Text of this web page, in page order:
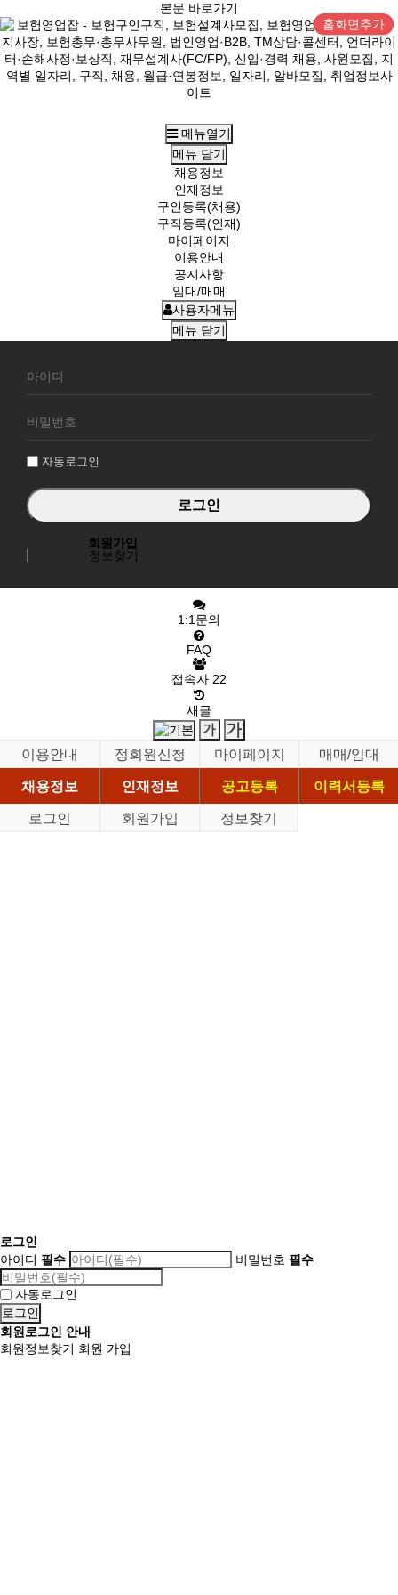
본문 바로가기
홈화면추가
메뉴열기
메뉴 닫기
채용정보
인재정보
구인등록(채용)
구직등록(인재)
마이페이지
이용안내
공지사항
임대/매매
사용자메뉴
메뉴 닫기
원
그
자동로그인
회원가입
정보찾기
1:1문의
FAQ
접속자 22
새글
이용안내 정회원신청 마이페이지
매매/임대
채용정보
인재정보 공고등록
이력서등록
로그인
회원가입 정보찾기
로그인
아이디 필수 비밀번호 필수
자동로그인
회원로그인 안내
회원정보찾기 회원 가입